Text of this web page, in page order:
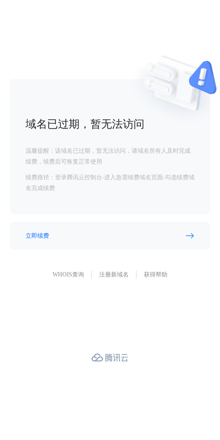
域名已过期，暂无法访问
温馨提醒：该域名已过期，暂无法访问，请域名所有人及时完成
续费，续费后可恢复正常使用
续费路径：登录腾讯云控制台-进入急需续费域名页面-勾选续费域
名完成续费
立即续费
WHOIS查询 注册新域名 获得帮助